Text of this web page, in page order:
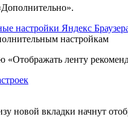
настройкам
«Отображать ленту
новой вкладки начнут